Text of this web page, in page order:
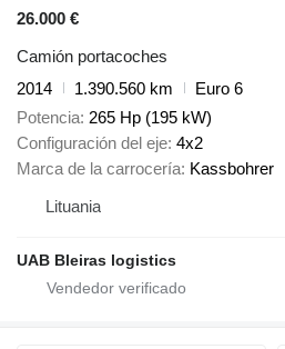
26.000 €
Camión portacoches
2014
1.390.560 km
Euro 6
Potencia 265 Hp (195 kW)
Configuración del eje 4x2
Marca de la carrocería Kassbohrer
Lituania
UAB Bleiras logistics